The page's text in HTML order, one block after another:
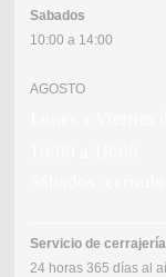
Sabados
10:00 a 14:00
AGOSTO
Servicio de cerrajería
24 horas 365 días al